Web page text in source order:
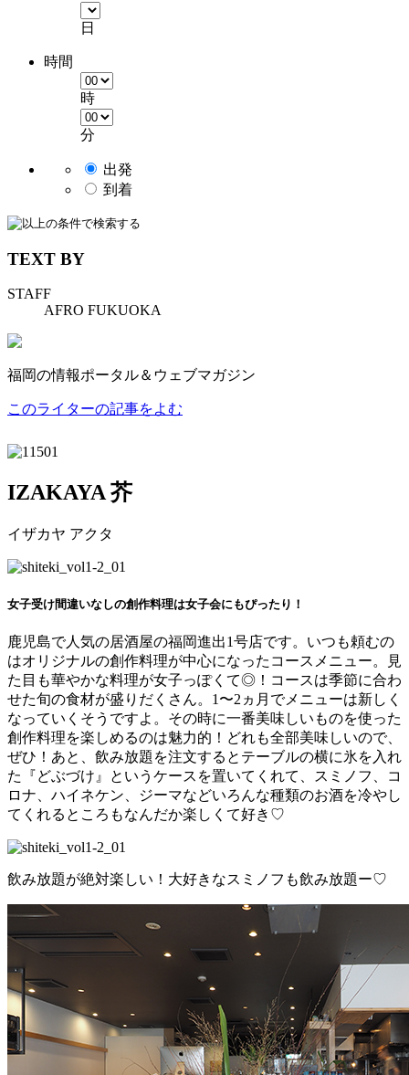
日
時間
時
分
出発
到着
TEXT BY
STAFF
AFRO FUKUOKA
福岡の情報ポータル＆ウェブマガジン
このライターの記事をよむ
IZAKAYA 芥
イザカヤ アクタ
女子受け間違いなしの創作料理は女子会にもぴったり！
鹿児島で人気の居酒屋の福岡進出1号店です。いつも頼むの
はオリジナルの創作料理が中心になったコースメニュー。見
た目も華やかな料理が女子っぽくて◎！コースは季節に合わ
せた旬の食材が盛りだくさん。1〜2ヵ月でメニューは新しく
なっていくそうですよ。その時に一番美味しいものを使った
創作料理を楽しめるのは魅力的！どれも全部美味しいので、
ぜひ！あと、飲み放題を注文するとテーブルの横に氷を入れ
た『どぶづけ』というケースを置いてくれて、スミノフ、コ
ロナ、ハイネケン、ジーマなどいろんな種類のお酒を冷やし
てくれるところもなんだか楽しくて好き♡
飲み放題が絶対楽しい！大好きなスミノフも飲み放題ー♡